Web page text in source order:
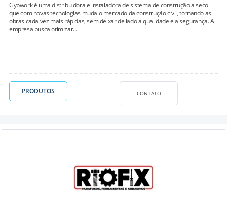
Gypwork é uma distribuidora e instaladora de sistema de construção a seco
que com novas tecnologias muda o mercado da construção civil, tornando as
obras cada vez mais rápidas, sem deixar de lado a qualidade e a segurança. A
empresa busca otimizar...
PRODUTOS CONTATO